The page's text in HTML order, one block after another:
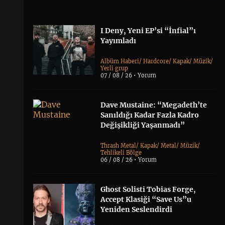
I Deny, Yeni EP’si “İnfial”ı
Yayımladı
Albüm Haberi/Hardcore/Kapak/Müzik/
Yerli grup
07 / 08 / 26 •Yorum
Dave Mustaine: “Megadeth’te
Sanıldığı Kadar Fazla Kadro
Değişikliği Yaşanmadı”
Thrash Metal/Kapak/Metal/Müzik/
Tehlikeli Bölge
06 / 08 / 26 •Yorum
Ghost Solisti Tobias Forge,
Accept Klasiği “Save Us”u
Yeniden Seslendirdi